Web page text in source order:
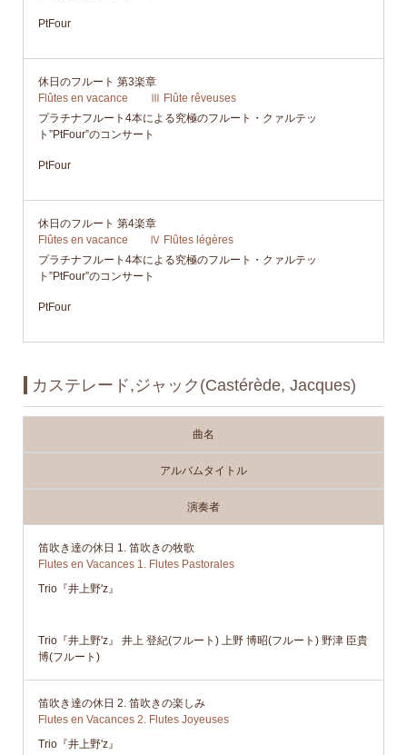
PtFour
休日のフルート 第3楽章
Flûtes en vacance Ⅲ Flûte rêveuses
プラチナフルート4本による究極のフルート・クァルテッ
ト”PtFour”のコンサート
PtFour
休日のフルート 第4楽章
Flûtes en vacance Ⅳ Flûtes légères
プラチナフルート4本による究極のフルート・クァルテッ
ト”PtFour”のコンサート
PtFour
カステレード,ジャック(Castérède, Jacques)
曲名
アルバムタイトル
演奏者
笛吹き達の休日 1. 笛吹きの牧歌
Flutes en Vacances 1. Flutes Pastorales
Trio『井上野'z』
Trio『井上野'z』 井上 登紀(フルート) 上野 博昭(フルート) 野津 臣貴
博(フルート)
笛吹き達の休日 2. 笛吹きの楽しみ
Flutes en Vacances 2. Flutes Joyeuses
Trio『井上野'z』